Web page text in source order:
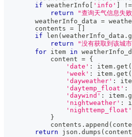
if weatherInfo 'info' !=
return
"查询天气信息失
        weatherInfo_data
=
        contents
=
if
len ( weatherInfo_data .
return
"没有获取到该城
for item in
            content
= {
'date' : item . get (
'week' : item . get (
'dayweather' :
'daytemp_float' :
'daywind' : item .
'nightweather' :
'nighttemp_float'
}
            contents
. append (
return json . dumps (